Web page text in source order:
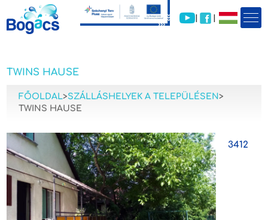
| |
TWINS HAUSE
FŐOLDAL>SZÁLLÁSHELYEK A TELEPÜLÉSEN>
TWINS HAUSE
3412